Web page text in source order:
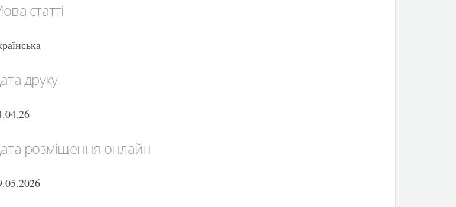
статті
друку
розміщення онлайн